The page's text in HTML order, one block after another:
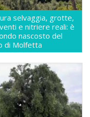
selvaggia, grotte,
e nitriere reali: è
nascosto del
di Molfetta